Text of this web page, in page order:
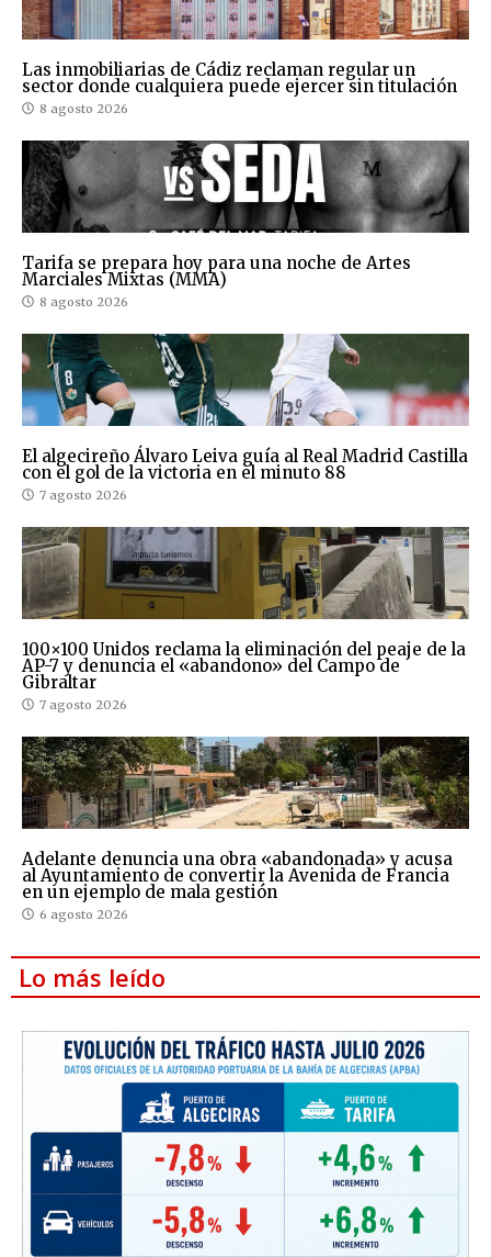
Las inmobiliarias de Cádiz reclaman regular un
sector donde cualquiera puede ejercer sin titulación
8 agosto 2026
Tarifa se prepara hoy para una noche de Artes
Marciales Mixtas (MMA)
8 agosto 2026
El algecireño Álvaro Leiva guía al Real Madrid Castilla
con el gol de la victoria en el minuto 88
7 agosto 2026
100×100 Unidos reclama la eliminación del peaje de la
AP-7 y denuncia el «abandono» del Campo de
Gibraltar
7 agosto 2026
Adelante denuncia una obra «abandonada» y acusa
al Ayuntamiento de convertir la Avenida de Francia
en un ejemplo de mala gestión
6 agosto 2026
Lo más leído